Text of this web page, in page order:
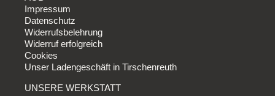
Impressum
Datenschutz
Widerrufsbelehrung
Widerruf erfolgreich
Cookies
Unser Ladengeschäft in Tirschenreuth
UNSERE WERKSTATT